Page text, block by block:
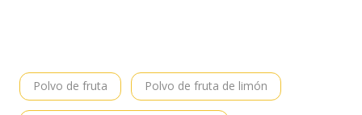
Polvo de fruta Polvo de fruta de limón